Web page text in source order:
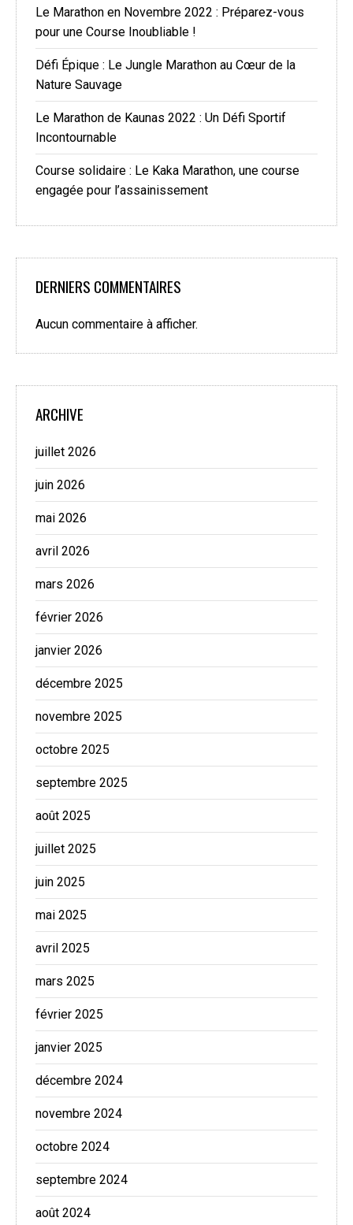
Le Marathon en Novembre 2022 : Préparez-vous
pour une Course Inoubliable !
Défi Épique : Le Jungle Marathon au Cœur de la
Nature Sauvage
Le Marathon de Kaunas 2022 : Un Défi Sportif
Incontournable
Course solidaire : Le Kaka Marathon, une course
engagée pour l’assainissement
DERNIERS COMMENTAIRES
Aucun commentaire à afficher.
ARCHIVE
juillet 2026
juin 2026
mai 2026
avril 2026
mars 2026
février 2026
janvier 2026
décembre 2025
novembre 2025
octobre 2025
septembre 2025
août 2025
juillet 2025
juin 2025
mai 2025
avril 2025
mars 2025
février 2025
janvier 2025
décembre 2024
novembre 2024
octobre 2024
septembre 2024
août 2024